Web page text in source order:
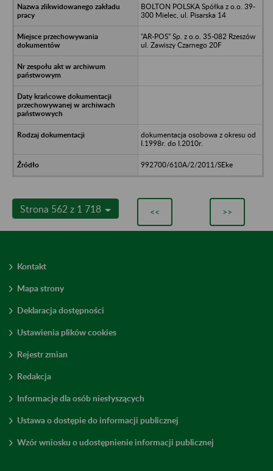
BOLTON POLSKA Spółka z o.o. 39-
300 Mielec, ul. Pisarska 14
"AR-POS" Sp. z o.o. 35-082 Rzeszów
ul. Zawiszy Czarnego 20F
dokumentacja osobowa z okresu od
I.1998r. do I.2010r.
992700/610A/2/2011/SEke
Strona 562 z 1 718 << >>
Kontakt
Mapa strony
Deklaracja dostępności
Ustawienia plików cookies
Rejestr zmian
Redakcja
Informacje dla osób niesłyszących
Ustawa o dostępie do informacji publicznej
Wzór wniosku o udostępnienie informacji publicznej